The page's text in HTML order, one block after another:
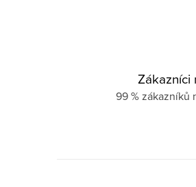
Zákazníci
99 % zákazníků